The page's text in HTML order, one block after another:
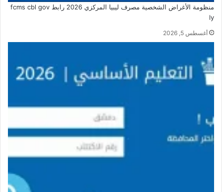
منظومة الأغراض الشخصية مصرف ليبيا المركزي 2026 رابط fcms cbl gov
ly
أغسطس 5, 2026